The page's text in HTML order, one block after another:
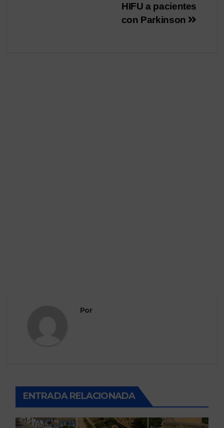
HIFU a pacientes
con Parkinson
Por
ENTRADA RELACIONADA